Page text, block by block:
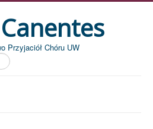
Przyjaciół Chóru UW